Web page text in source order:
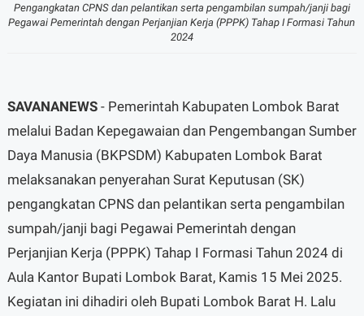
Pengangkatan CPNS dan pelantikan serta pengambilan sumpah/janji bagi
Pegawai Pemerintah dengan Perjanjian Kerja (PPPK) Tahap I Formasi Tahun
2024
SAVANANEWS- Pemerintah Kabupaten Lombok Barat
melalui Badan Kepegawaian dan Pengembangan Sumber
Daya Manusia (BKPSDM) Kabupaten Lombok Barat
melaksanakan penyerahan Surat Keputusan (SK)
pengangkatan CPNS dan pelantikan serta pengambilan
sumpah/janji bagi Pegawai Pemerintah dengan
Perjanjian Kerja (PPPK) Tahap I Formasi Tahun 2024 di
Aula Kantor Bupati Lombok Barat, Kamis 15 Mei 2025.
Kegiatan ini dihadiri oleh Bupati Lombok Barat H. Lalu